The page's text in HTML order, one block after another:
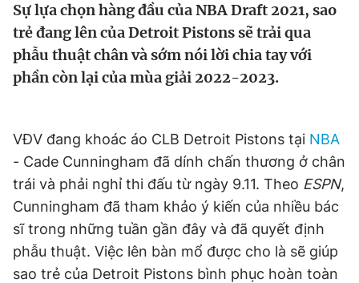
Tin thị trường Tin 360
Video Magazine
Tiện ích Bạn cần biết
Thông tin tòa soạn Liên hệ quảng cáo
Sự lựa chọn hàng đầu của NBA Draft 2021, sao
trẻ đang lên của Detroit Pistons sẽ trải qua
phẫu thuật chân và sớm nói lời chia tay với
phần còn lại của mùa giải 2022-2023.
VĐV đang khoác áo CLB Detroit Pistons tại NBA
- Cade Cunningham đã dính chấn thương ở chân
trái và phải nghỉ thi đấu từ ngày 9.11. Theo ESPN,
Cunningham đã tham khảo ý kiến ​​​​của nhiều bác
sĩ trong những tuần gần đây và đã quyết định
phẫu thuật. Việc lên bàn mổ được cho là sẽ giúp
sao trẻ của Detroit Pistons bình phục hoàn toàn